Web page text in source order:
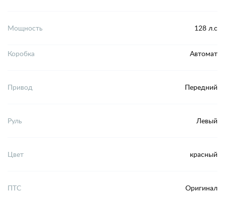
Мощность 128 л.с
Коробка Автомат
Привод Передний
Руль Левый
Цвет красный
ПТС Оригинал